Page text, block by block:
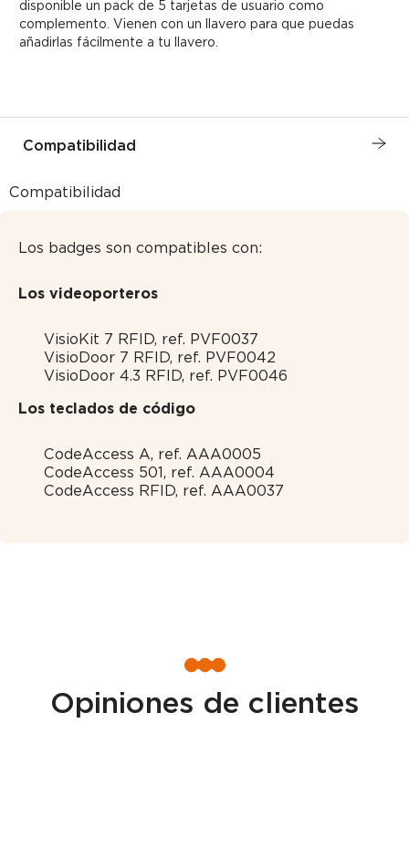
disponible un pack de 5 tarjetas de usuario como
complemento. Vienen con un llavero para que puedas
añadirlas fácilmente a tu llavero.
Compatibilidad
Compatibilidad
Los badges son compatibles con:
Los videoporteros
VisioKit 7 RFID, ref. PVF0037
VisioDoor 7 RFID, ref. PVF0042
VisioDoor 4.3 RFID, ref. PVF0046
Los teclados de código
CodeAccess A, ref. AAA0005
CodeAccess 501, ref. AAA0004
CodeAccess RFID, ref. AAA0037
Opiniones de clientes